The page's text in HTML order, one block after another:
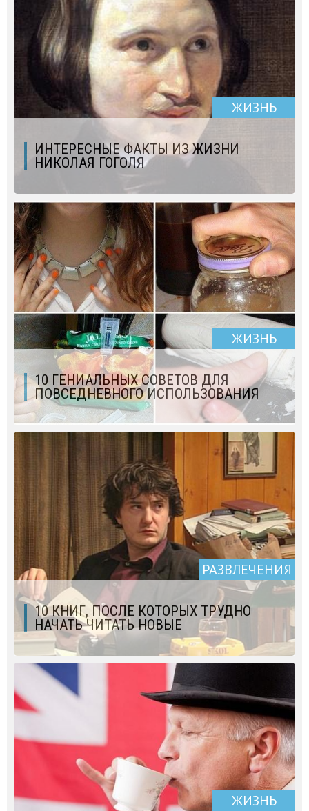
ЖИЗНЬ
ИНТЕРЕСНЫЕ ФАКТЫ ИЗ ЖИЗНИ
НИКОЛАЯ ГОГОЛЯ
ЖИЗНЬ
10 ГЕНИАЛЬНЫХ СОВЕТОВ ДЛЯ
ПОВСЕДНЕВНОГО ИСПОЛЬЗОВАНИЯ
РАЗВЛЕЧЕНИЯ
10 КНИГ, ПОСЛЕ КОТОРЫХ ТРУДНО
НАЧАТЬ ЧИТАТЬ НОВЫЕ
ЖИЗНЬ